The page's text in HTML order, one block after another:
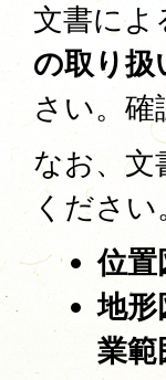
文書によ
の取り扱
さい。
なお、文
ください
位
地
業範